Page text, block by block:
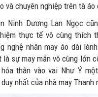
và chuyên nghiệp trên tà áo
Ninh Dương Lan Ngọc
thực tế vô cùng thích
nghệ nhân may áo dài
là sự may mắn vô cùng lớn
thân vào vai Như Ý
nhất của nhà may